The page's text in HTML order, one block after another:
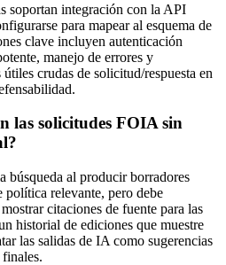
soportan integración con la API
para mapear al esquema de
clave incluyen autenticación
manejo de errores y
crudas de solicitud/respuesta en
las solicitudes FOIA sin
búsqueda al producir borradores
política relevante, pero debe
citaciones de fuente para las
historial de ediciones que muestre
las salidas de IA como sugerencias